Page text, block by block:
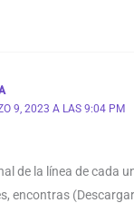
9, 2023 A LAS 9:04 PM
de la línea de cada
encontras